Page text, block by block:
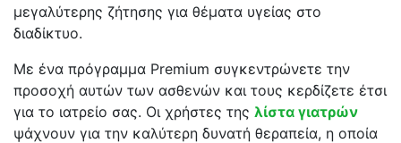
μεγαλύτερης ζήτησης για θέματα υγείας στο
διαδίκτυο.
Με ένα πρόγραμμα Premium συγκεντρώνετε την
προσοχή αυτών των ασθενών και τους κερδίζετε έτσι
για το ιατρείο σας. Οι χρήστες της λίστα γιατρών
ψάχνουν για την καλύτερη δυνατή θεραπεία, η οποία